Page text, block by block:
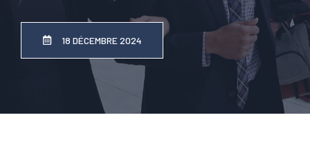
18 DÉCEMBRE 2024